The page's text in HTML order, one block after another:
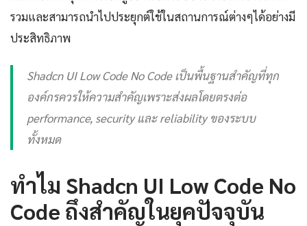
รวมและสามารถนำไปประยุกต์ใช้ในสถานการณ์ต่างๆได้อย่างมี
ประสิทธิภาพ
Shadcn UI Low Code No Code เป็นพื้นฐานสำคัญที่ทุก
องค์กรควรให้ความสำคัญเพราะส่งผลโดยตรงต่อ
performance, security และ reliability ของระบบ
ทั้งหมด
ทำไม Shadcn UI Low Code No
Code ถึงสำคัญในยุคปัจจุบัน